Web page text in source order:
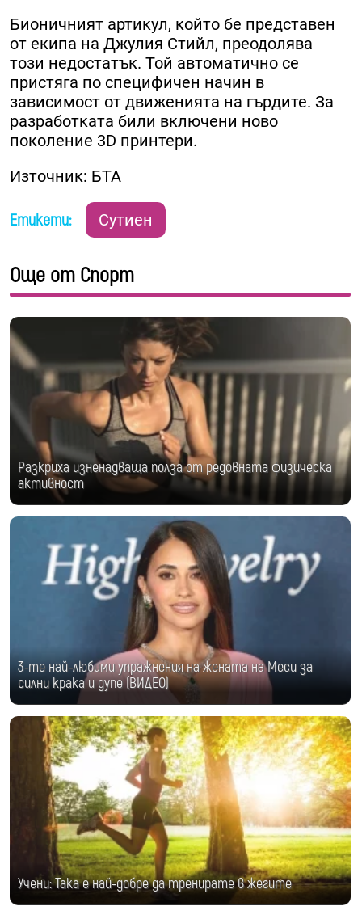
Бионичният артикул, който бе представен
от екипа на Джулия Стийл, преодолява
този недостатък. Той автоматично се
пристяга по специфичен начин в
зависимост от движенията на гърдите. За
разработката били включени ново
поколение 3D принтери.
Източник: БТА
Етикети: Сутиен
Още от Спорт
Разкриха изненадваща полза от редовната физическа
активност
3-те най-любими упражнения на жената на Меси за
силни крака и дупе (ВИДЕО)
Учени: Така е най-добре да тренирате в жегите